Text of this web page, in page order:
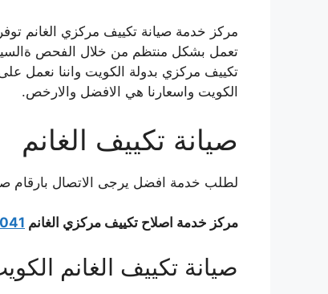
مركز خدمة صيانة تكييف مركزي الغانم
تعمل بشكل منتظم من خلال الفحص
تكييف مركزي بدولة الكويت واننا نعمل
الكويت واسعارنا هي الافضل والارخص.
صيانة تكييف الغانم
لطلب خدمة افضل يرجى الاتصال بارقام
مركز خدمة اصلاح تكييف مركزي الغانم
صيانة تكييف الغانم